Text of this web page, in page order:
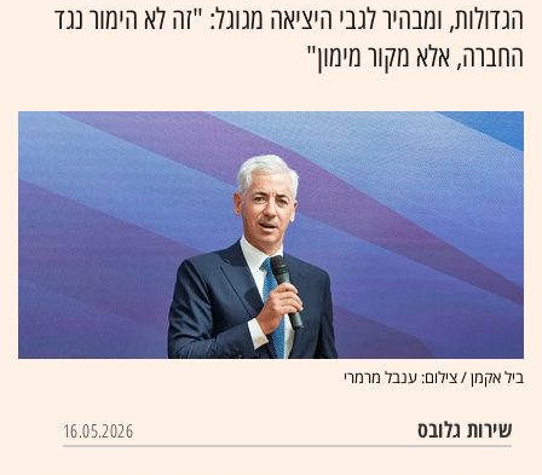
הגדולות, ומבהיר לגבי היציאה מגוגל: "זה לא הימור נגד
החברה, אלא מקור מימון"
ביל אקמן / צילום: ענבל מרמרי
שירות גלובס 16.05.2026